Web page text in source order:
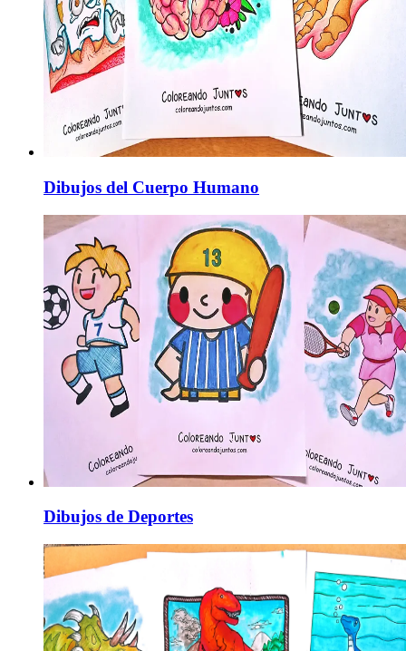
Dibujos del Cuerpo Humano
Dibujos de Deportes